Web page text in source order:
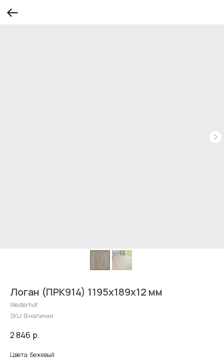
Логан (ПРК914) 1195х189х12 мм
Westerhof
SKU: В наличии
2 846 р.
Цвета: Бежевый